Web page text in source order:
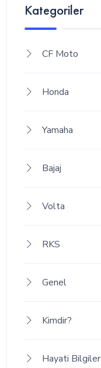
Kategoriler
CF Moto
Honda
Yamaha
Bajaj
Volta
RKS
Genel
Kimdir?
Hayati Bilgiler